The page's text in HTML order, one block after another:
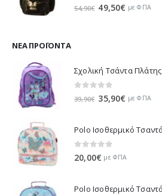
54,90€ Original
49,50€ Ημε ΦΠΑ
ΝΈΑ ΠΡΟΪΌΝΤΑ
39,90€ Original
39,90€.
35,90€ Η
είναι:
με ΦΠΑ
20,00€ με ΦΠΑ